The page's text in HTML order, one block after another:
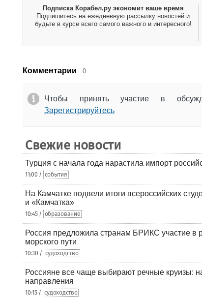
Подписка Корабел.ру экономит ваше время
Подпишитесь на ежедневную рассылку новостей и
будьте в курсе всего самого важного и интересного!
Комментарии 0.
Чтобы принять участие в
Зарегистрируйтесь
Свежие новости
Турция с начала года нарастила импорт
11:00 / события
На Камчатке подвели итоги всероссийских
и «Камчатка»
10:45 / образование
Россия предложила странам БРИКС участие в
морского пути
10:30 / судоходство
Россияне все чаще выбирают речные круизы:
направления
10:15 / судоходство